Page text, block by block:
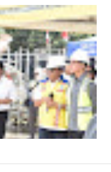
Diperiksa Mabes
Kabid TIK sebagai
Banda Aceh